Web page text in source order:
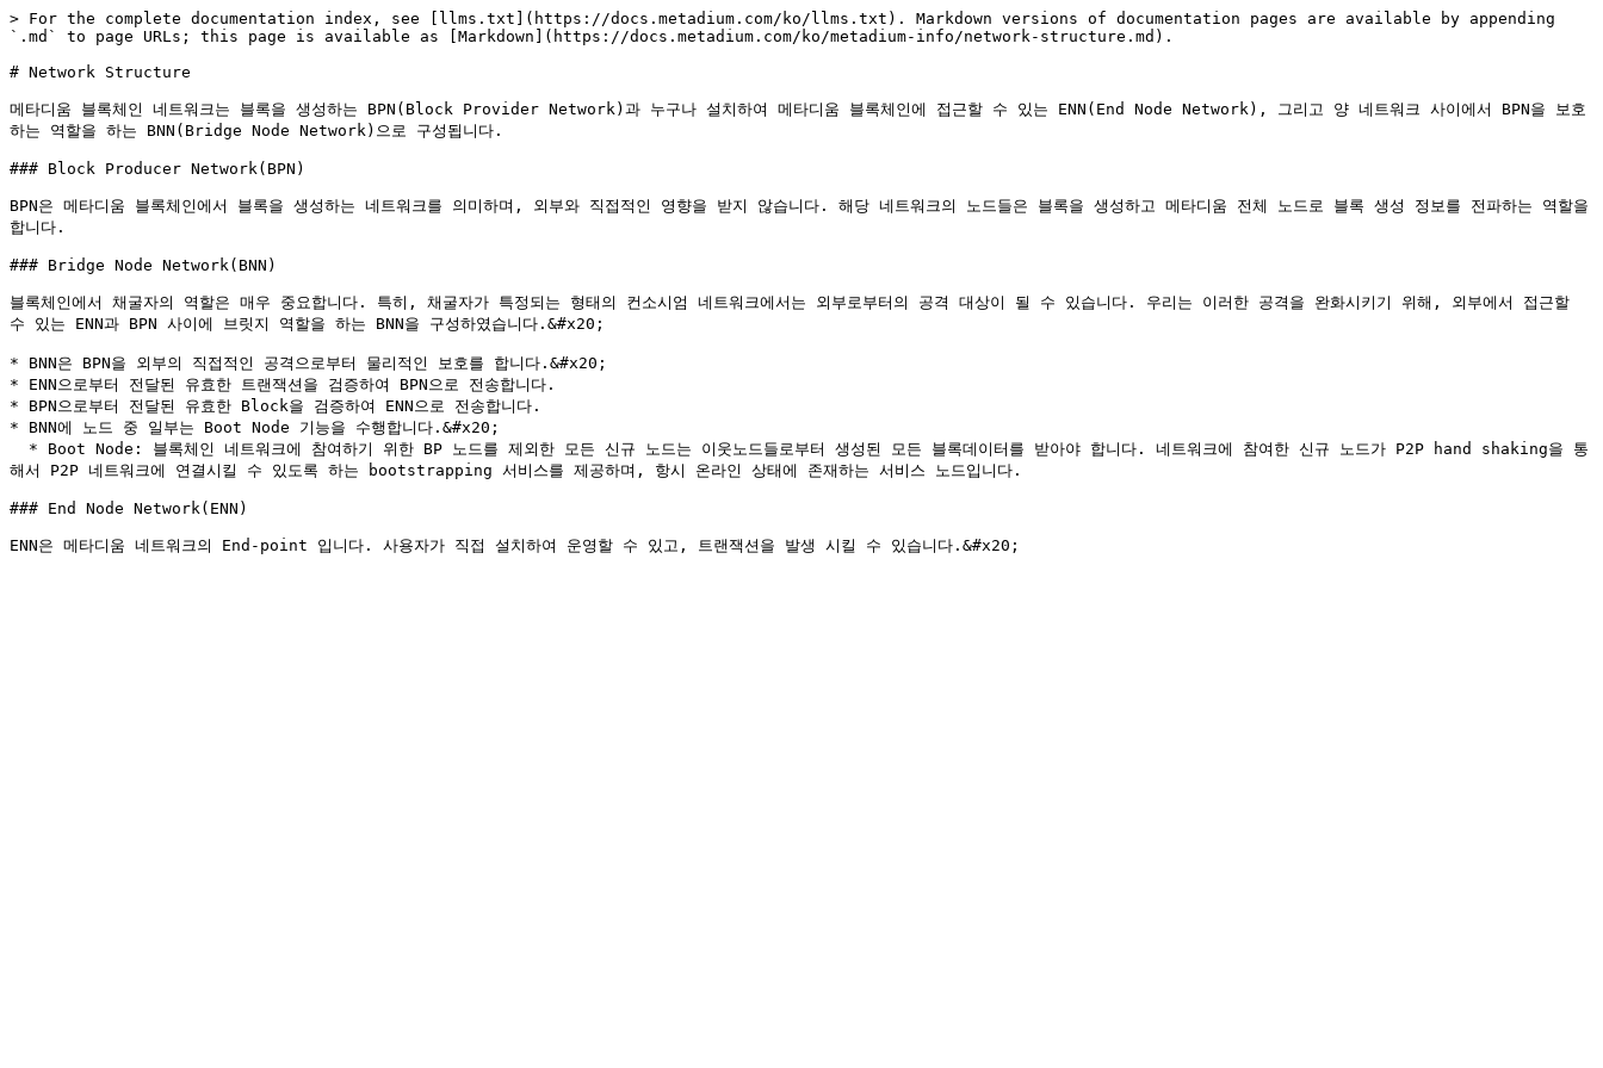
> For the complete documentation index, see [llms.txt](https://docs.metadium.com/ko/llms.txt). Markdown versions of documentation pages are available by appending
`.md` to page URLs; this page is available as [Markdown](https://docs.metadium.com/ko/metadium-info/network-structure.md).
# Network Structure
메타디움 블록체인 네트워크는 블록을 생성하는 BPN(Block Provider Network)과 누구나 설치하여 메타디움 블록체인에 접근할 수 있는 ENN(End Node Network), 그리고 양 네트워크 사이에서 BPN을 보호
하는 역할을 하는 BNN(Bridge Node Network)으로 구성됩니다.
### Block Producer Network(BPN)
BPN은 메타디움 블록체인에서 블록을 생성하는 네트워크를 의미하며, 외부와 직접적인 영향을 받지 않습니다. 해당 네트워크의 노드들은 블록을 생성하고 메타디움 전체 노드로 블록 생성 정보를 전파하는 역할을
합니다.
### Bridge Node Network(BNN)
블록체인에서 채굴자의 역할은 매우 중요합니다. 특히, 채굴자가 특정되는 형태의 컨소시엄 네트워크에서는 외부로부터의 공격 대상이 될 수 있습니다. 우리는 이러한 공격을 완화시키기 위해, 외부에서 접근할
수 있는 ENN과 BPN 사이에 브릿지 역할을 하는 BNN을 구성하였습니다.&#x20;
* BNN은 BPN을 외부의 직접적인 공격으로부터 물리적인 보호를 합니다.&#x20;
* ENN으로부터 전달된 유효한 트랜잭션을 검증하여 BPN으로 전송합니다.
* BPN으로부터 전달된 유효한 Block을 검증하여 ENN으로 전송합니다.
* BNN에 노드 중 일부는 Boot Node 기능을 수행합니다.&#x20;
해서 P2P 네트워크에 연결시킬 수 있도록 하는 bootstrapping 서비스를 제공하며, 항시 온라인 상태에 존재하는 서비스 노드입니다.
### End Node Network(ENN)